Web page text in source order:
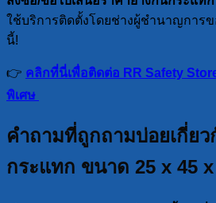
ใช้บริการติดตั้งโดยช่างผู้ชำนาญการข
นี้!
👉 คลิกที่นี่เพื่อติดต่อ RR Safety
พิเศษ
คำถามที่ถูกถามบ่อยเกี่ยว
กระแทก ขนาด 25 x 45